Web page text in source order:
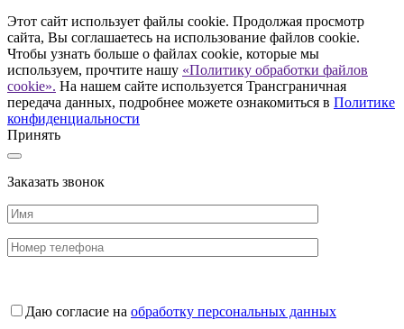
Этот сайт использует файлы cookie. Продолжая просмотр
сайта, Вы соглашаетесь на использование файлов cookie.
Чтобы узнать больше о файлах cookie, которые мы
используем, прочтите нашу «Политику обработки файлов
cookie». На нашем сайте используется Трансграничная
передача данных, подробнее можете ознакомиться в Политике
конфиденциальности
Принять
Заказать звонок
Даю согласие на обработку персональных данных